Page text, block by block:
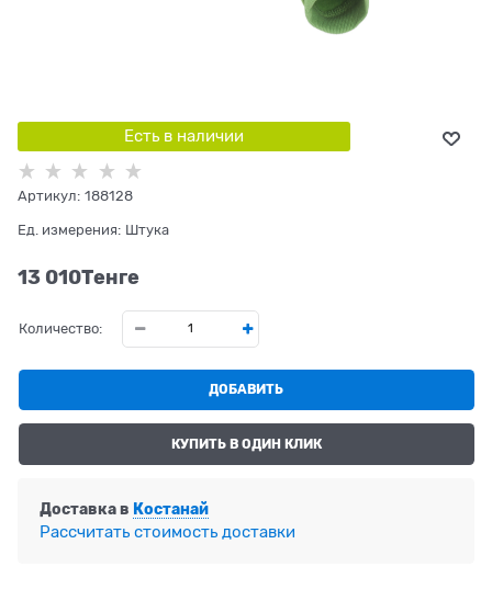
Есть в наличии
Артикул: 188128
Ед. измерения: Штука
13 010Tенге
Количество:
ДОБАВИТЬ
КУПИТЬ В ОДИН КЛИК
Доставка в Костанай
Рассчитать стоимость доставки